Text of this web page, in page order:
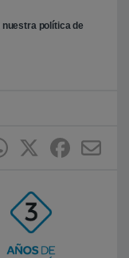
nuestra política de